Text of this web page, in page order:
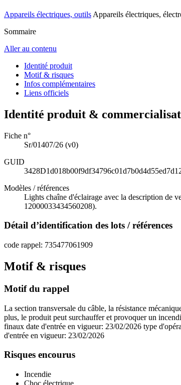
Appareils électriques, outils Appareils électriques,
Sommaire
Aller au contenu
Identité produit
Motif & risques
Infos complémentaires
Liens officiels
Identité produit &
Fiche n°
Sr/01407/26 (v0)
GUID
Modèles / références
Lights chaîne d'éclairage avec la description de
12000033434560208).
Détail d’identification des lots / références
code rappel: 735477061909
Motif & risques
Motif du rappel
La section transversale du câble, la résistance
plus, le produit peut surchauffer et provoquer un
finaux date d'entrée en vigueur: 23/02/2026 type
d'entrée en vigueur: 23/02/2026
Risques encourus
Incendie
Choc électrique